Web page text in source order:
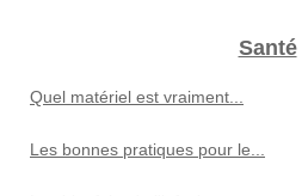
Santé
Quel matériel est vraiment...
Les bonnes pratiques pour le...